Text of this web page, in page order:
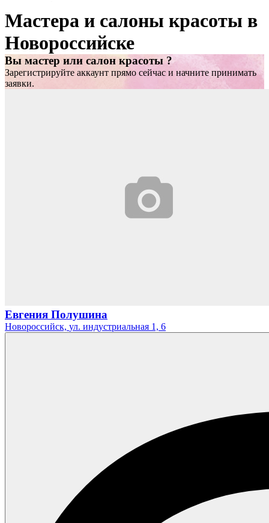
Мастера и салоны красоты в
Новороссийске
Вы мастер или салон красоты ?
Зарегистрируйте аккаунт прямо сейчас и начните принимать
заявки.
Евгения Полушина
Новороссийск, ул. индустриальная 1, 6